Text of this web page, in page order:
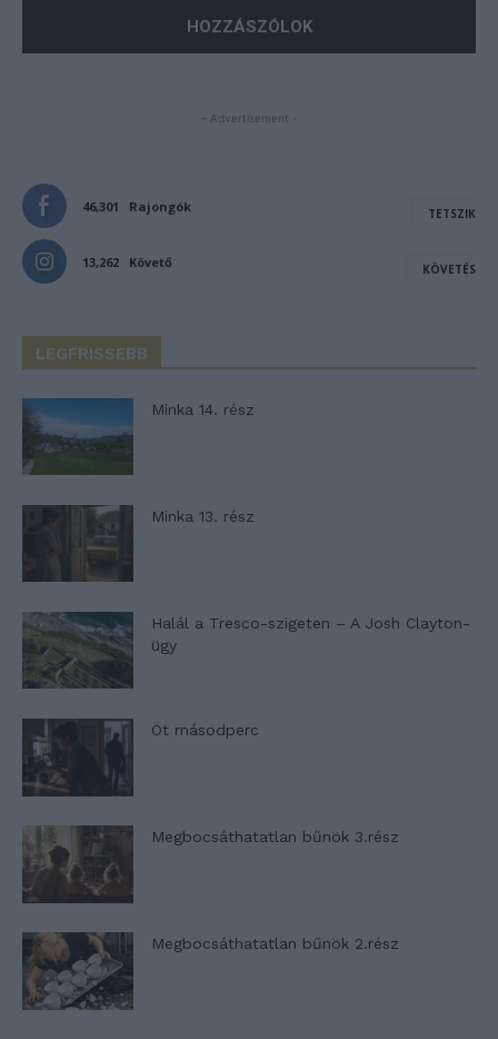
- Advertisement -
46,301 Rajongók TETSZIK
13,262 Követő KÖVETÉS
LEGFRISSEBB
Minka 14. rész
Minka 13. rész
Halál a Tresco-szigeten – A Josh Clayton-
ügy
Öt másodperc
Megbocsáthatatlan bűnök 3.rész
Megbocsáthatatlan bűnök 2.rész